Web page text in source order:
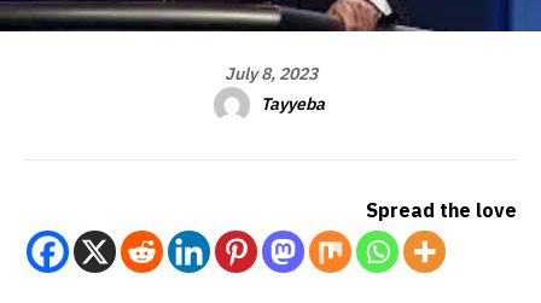
July 8, 2023
Tayyeba
Spread the love